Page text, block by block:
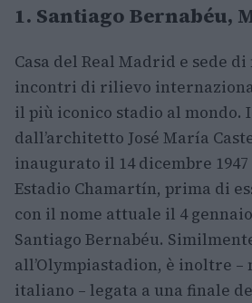
1. Santiago Bernabéu,
Casa del Real Madrid e sede
incontri di rilievo
il più iconico stadio al mondo.
dall’architetto José María
inaugurato il 14 dicembre 1947
Estadio Chamartín, prima di
con il nome attuale il 4
Santiago Bernabéu.
all’Olympiastadion, è inoltre –
italiano – legata a una finale